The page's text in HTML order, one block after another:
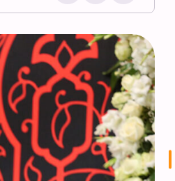
Al-Arabiye o sporazumu
Irana i Omana; detalji i
za ponovno otvaranje
moreuza